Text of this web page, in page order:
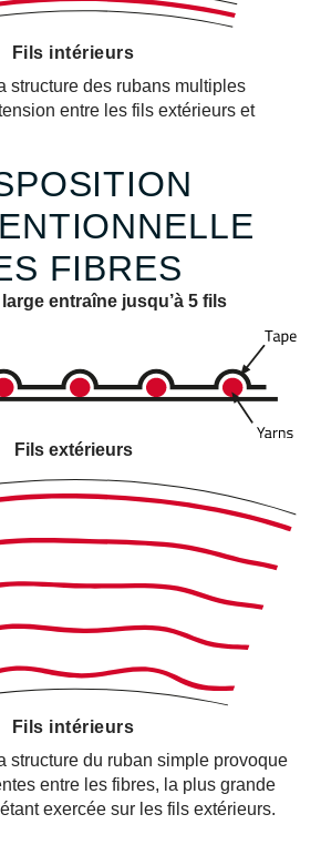
Fils intérieurs
structure des rubans multiples
entre les fils extérieurs et
FIBRES
entraîne jusqu’à 5 fils
Fils extérieurs
Fils intérieurs
structure du ruban simple provoque
entre les fibres, la plus grande
exercée sur les fils extérieurs.